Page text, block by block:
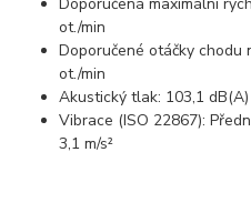
ot./min
Doporučené otáčky chodu
ot./min
Akustický tlak: 103,1 dB(A)
Vibrace (ISO 22867):
3,1 m/s²